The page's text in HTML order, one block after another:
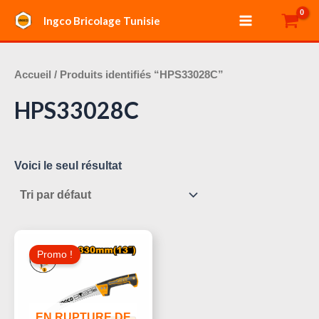
contenu
Ingco Bricolage Tunisie
Main
Menu
Accueil / Produits identifiés “HPS33028C”
HPS33028C
Voici le seul résultat
Promo !
Prix
27,000 د.ت.
Prix
Est :